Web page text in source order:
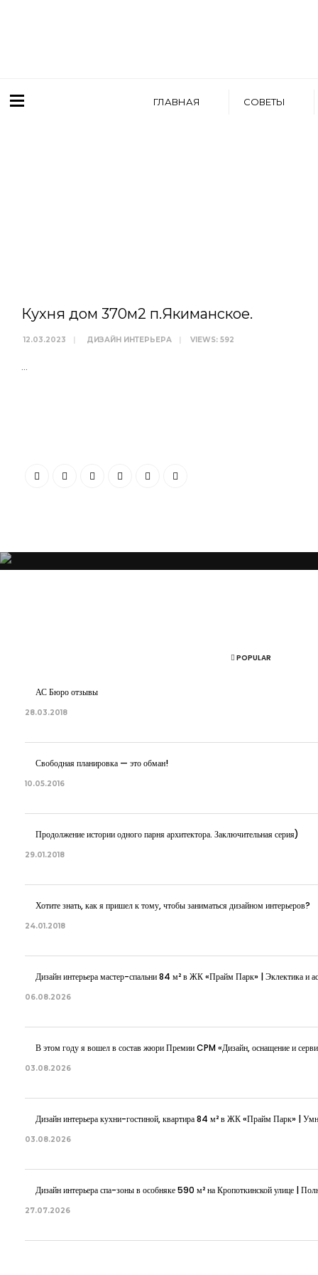
ГЛАВНАЯ СОВЕТЫ
Кухня дом 370м2 п.Якиманское.
12.03.2023 | ДИЗАЙН ИНТЕРЬЕРА | VIEWS: 592
...
POPULAR
АС Бюро отзывы
28.03.2018
Свободная планировка — это обман!
10.05.2016
Продолжение истории одного парня архитектора. Заключительная серия)
29.01.2018
Хотите знать, как я пришел к тому, чтобы заниматься дизайном интерьеров?
24.01.2018
Дизайн интерьера мастер-спальни 84 м² в ЖК «Прайм Парк» | Эклектика и
06.08.2026
В этом году я вошел в состав жюри Премии CPM «Дизайн, оснащение и
03.08.2026
Дизайн интерьера кухни-гостиной, квартира 84 м² в ЖК «Прайм Парк» |
03.08.2026
Дизайн интерьера спа-зоны в особняке 590 м² на Кропоткинской улице |
27.07.2026